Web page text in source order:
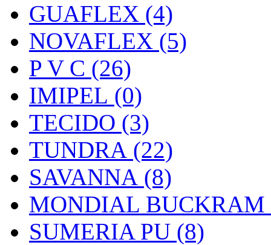
GUAFLEX (4)
NOVAFLEX (5)
P V C (26)
IMIPEL (0)
TECIDO (3)
TUNDRA (22)
SAVANNA (8)
MONDIAL BUCKRAM
SUMERIA PU (8)